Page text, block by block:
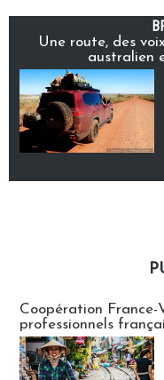
Une route, des
australien
Coopération
professionnels